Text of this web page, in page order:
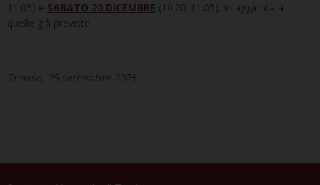
11.05) e SABATO 20 DICEMBRE (10.20-11.05), in aggiunta a
quelle già previste
Treviso, 25 settembre 2025